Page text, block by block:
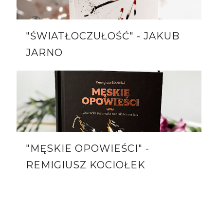
"ŚWIATŁOCZUŁOŚĆ" - JAKUB
JARNO
"MĘSKIE OPOWIEŚCI" -
REMIGIUSZ KOCIOŁEK